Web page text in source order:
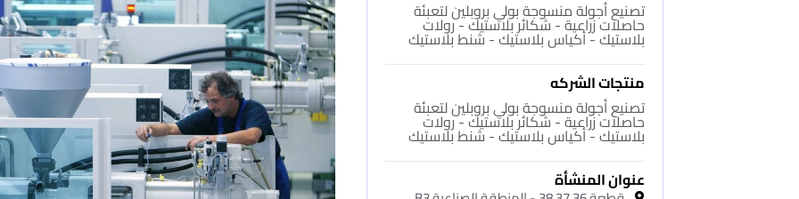
تصنيع أجولة منسوجة بولي بروبلين لتعبئة
حاصلات زراعية - شكائر بلاستيك - رولات
بلاستيك - أكياس بلاستيك - شنط بلاستيك
منتجات الشركه
تصنيع أجولة منسوجة بولي بروبلين لتعبئة
حاصلات زراعية - شكائر بلاستيك - رولات
بلاستيك - أكياس بلاستيك - شنط بلاستيك
عنوان المنشأة